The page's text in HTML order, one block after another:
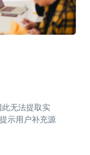
无法提取实
示用户补充源